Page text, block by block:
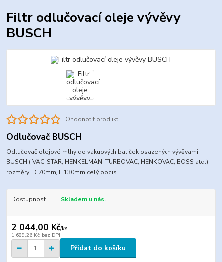
Filtr odlučovací oleje vývěvy
BUSCH
Ohodnotit produkt
Odlučovač BUSCH
Odlučovač olejové mlhy do vakuových baliček osazených vývěvami
BUSCH ( VAC-STAR, HENKELMAN, TURBOVAC, HENKOVAC, BOSS atd.)
rozměry: D 70mm, L 130mm celý popis
Dostupnost Skladem u nás.
2 044,00 Kč/ks
1 689,26 Kč bez DPH
Přidat do košíku